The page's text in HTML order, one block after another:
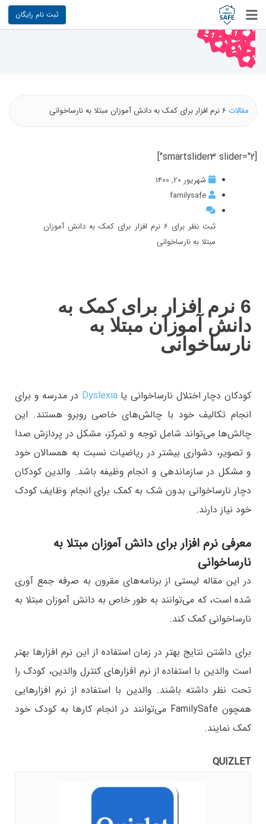
ثبت نام رایگان
مقالات 6 نرم افزار برای کمک به دانش آموزان مبتلا به نارساخوانی
[smartslider3 slider="2"]
شهریور 20, 1400
familysafe
ثبت نظر برای 6 نرم افزار برای کمک به دانش آموزان
مبتلا به نارساخوانی
6 نرم افزار برای کمک به
دانش آموزان مبتلا به
نارساخوانی
کودکان دچار اختلال نارساخوانی یاDyslexia در مدرسه و برای
انجام تکالیف خود با چالش‌های خاصی روبرو هستند. این
چالش‌ها می‌تواند شامل توجه و تمرکز، مشکل در پردازش صدا
و تصویر، دشواری بیشتر در ریاضیات نسبت به همسالان خود
و مشکل در سازماندهی و انجام وظیفه باشد. والدین کودکان
دچار نارساخوانی بدون شک به کمک برای انجام وظایف کودک
خود نیاز دارند.
معرفی نرم افزار برای دانش آموزان مبتلا به
نارساخوانی
در این مقاله لیستی از برنامه‌های مقرون به صرفه جمع آوری
شده‌ است، که می‌توانند به طور خاص به دانش آموزان مبتلا به
نارساخوانی کمک کند.
برای داشتن نتایج بهتر در زمان استفاده از این نرم افزارها بهتر
است والدین با استفاده از نرم افزارهای کنترل والدین، کودک را
تحت نظر داشته باشند. والدین با استفاده از نرم افزارهایی
همچون FamilySafe می‌توانند در انجام کارها به کودک خود
کمک نمایند.
QUIZLET